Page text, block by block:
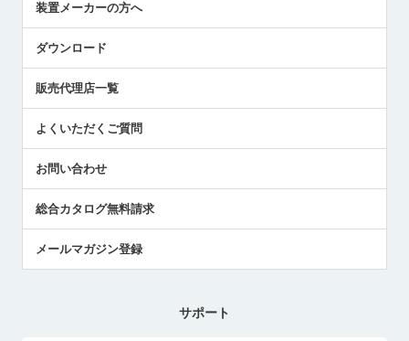
採用情報
国/地域/言語
エアマイクロセンサ製品
メトロールの技術
社員ブログ
中小企業のBCP地震対策
センサのテクニカルガイド
社長ブログ
装置メーカーの方へ
ダウンロード
販売代理店一覧
よくいただくご質問
お問い合わせ
総合カタログ無料請求
メールマガジン登録
サポート